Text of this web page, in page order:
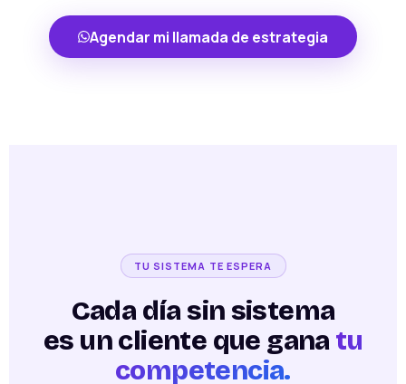
Agendar mi llamada de estrategia
TU SISTEMA TE ESPERA
Cada día sin sistema
es un cliente que ganatu
competencia.